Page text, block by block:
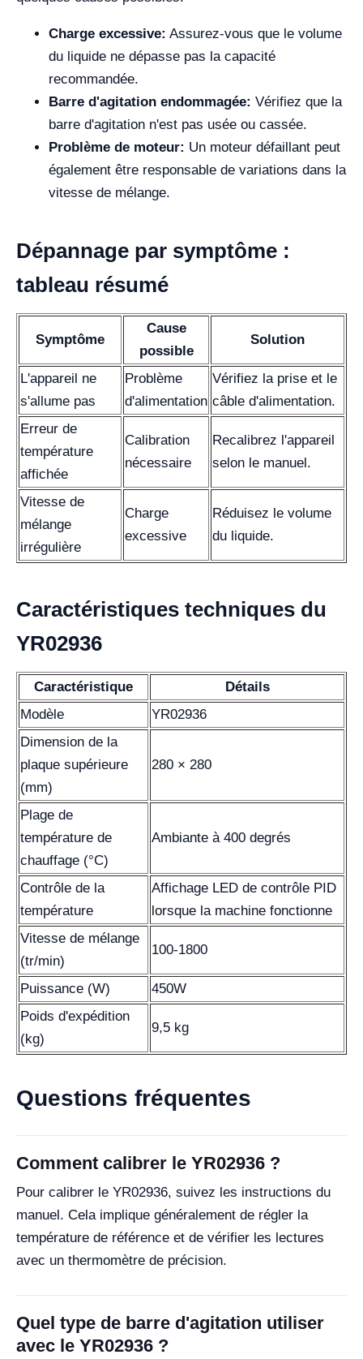
Charge excessive: Assurez-vous que le volume
du liquide ne dépasse pas la capacité
recommandée.
Barre d'agitation endommagée: Vérifiez que la
barre d'agitation n'est pas usée ou cassée.
Problème de moteur: Un moteur défaillant peut
également être responsable de variations dans la
vitesse de mélange.
Dépannage par symptôme :
tableau résumé
Symptôme
Cause
possible
Solution
L'appareil ne
s'allume pas
Problème
d'alimentation
Vérifiez la prise et le
câble d'alimentation.
Erreur de
température
affichée
Calibration
nécessaire
Recalibrez l'appareil
selon le manuel.
Vitesse de
mélange
irrégulière
Charge
excessive
Réduisez le volume
du liquide.
Caractéristiques techniques du
YR02936
Caractéristique
Détails
Modèle
YR02936
Dimension de la
plaque supérieure
(mm)
280 × 280
Plage de
température de
chauffage (°C)
Ambiante à 400 degrés
Contrôle de la
température
Affichage LED de contrôle PID
lorsque la machine fonctionne
Vitesse de mélange
(tr/min)
100-1800
Puissance (W)
450W
Poids d'expédition
(kg)
9,5 kg
Questions fréquentes
Comment calibrer le YR02936 ?
Pour calibrer le YR02936, suivez les instructions du
manuel. Cela implique généralement de régler la
température de référence et de vérifier les lectures
avec un thermomètre de précision.
Quel type de barre d'agitation utiliser
avec le YR02936 ?